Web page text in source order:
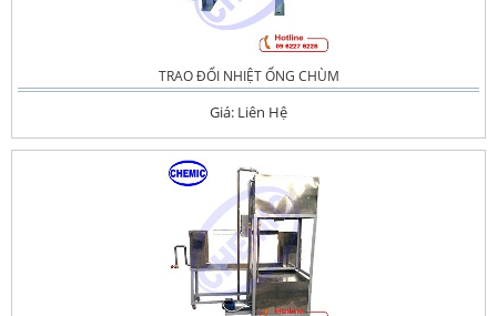
TRAO ĐỔI NHIỆT ỐNG CHÙM
Giá: Liên Hệ